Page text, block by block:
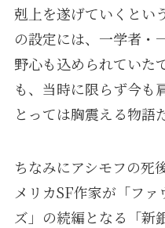
剋上を遂げていくとい
の設定には、一学者・
野心も込められていた
も、当時に限らず今も
とっては胸震える物語
ちなみにアシモフの死
メリカSF作家が「フ
ズ」の続編となる「新